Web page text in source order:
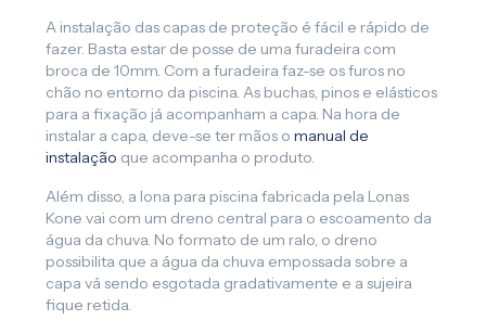
A instalação das capas de proteção é fácil e rápido de
fazer. Basta estar de posse de uma furadeira com
broca de 10mm. Com a furadeira faz-se os furos no
chão no entorno da piscina. As buchas, pinos e elásticos
para a fixação já acompanham a capa. Na hora de
instalar a capa, deve-se ter mãos o manual de
instalação que acompanha o produto.
Além disso, a lona para piscina fabricada pela Lonas
Kone vai com um dreno central para o escoamento da
água da chuva. No formato de um ralo, o dreno
possibilita que a água da chuva empossada sobre a
capa vá sendo esgotada gradativamente e a sujeira
fique retida.